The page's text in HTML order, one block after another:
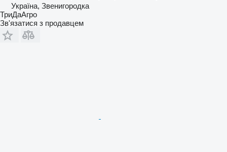
Україна, Звенигородка
ТриДаАгро
Зв'язатися з продавцем